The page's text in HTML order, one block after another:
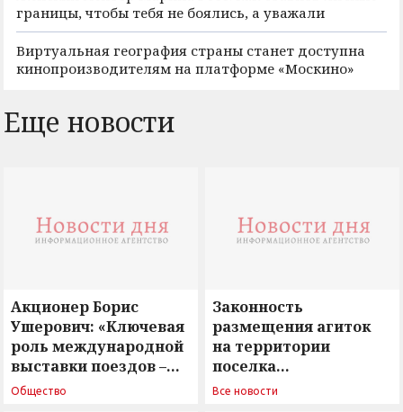
границы, чтобы тебя не боялись, а уважали
Виртуальная география страны станет доступна
кинопроизводителям на платформе «Москино»
Еще новости
Акционер Борис
Ушерович: «Ключевая
роль международной
выставки поездов –
поиск ответов на
Общество
Законность
размещения агиток
на территории
поселка
Новосергиевка
Все новости